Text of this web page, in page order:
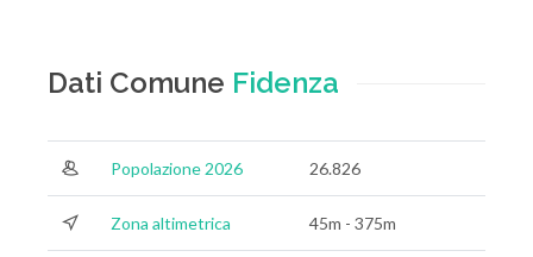
Dati Comune Fidenza
Popolazione 2026 26.826
Zona altimetrica 45m - 375m